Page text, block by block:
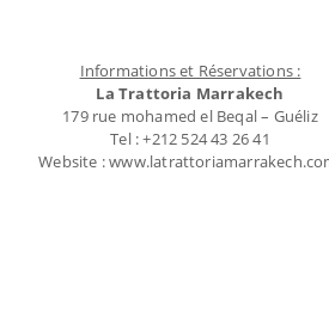
Informations et Réservations :
La Trattoria Marrakech
179 rue mohamed el Beqal – Guéliz
Tel : +212 524 43 26 41
Website :